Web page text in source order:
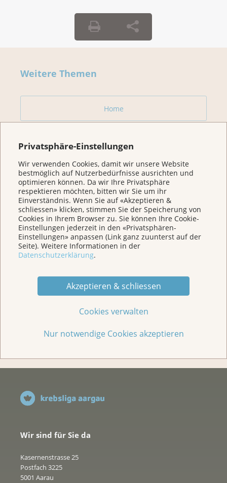
Privatsphäre-Einstellungen
Wir verwenden Cookies, damit wir unsere Website
bestmöglich auf Nutzerbedürfnisse ausrichten und
optimieren können. Da wir Ihre Privatsphäre
respektieren möchten, bitten wir Sie um ihr
Einverständnis. Wenn Sie auf «Akzeptieren &
schliessen» klicken, stimmen Sie der Speicherung von
Cookies in Ihrem Browser zu. Sie können Ihre Cookie-
Einstellungen jederzeit in den «Privatsphären-
Einstellungen» anpassen (Link ganz zuunterst auf der
Seite). Weitere Informationen in der
Datenschutzerklärung.
Akzeptieren & schliessen
Cookies verwalten
Nur notwendige Cookies akzeptieren
Weitere Themen
Home
Prävention
Veranstaltungen/ Podcasts/Links
Für Medien
Spenden
Wir sind für Sie da
Kasernenstrasse 25
Postfach 3225
5001 Aarau